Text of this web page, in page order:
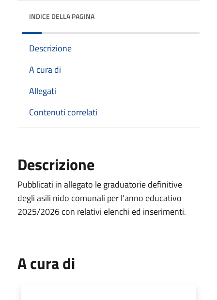
INDICE DELLA PAGINA
Descrizione
A cura di
Allegati
Contenuti correlati
Descrizione
Pubblicati in allegato le graduatorie definitive
degli asili nido comunali per l’anno educativo
2025/2026 con relativi elenchi ed inserimenti.
A cura di